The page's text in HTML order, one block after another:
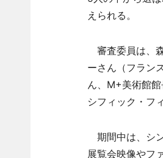
えられる。
審査委員は、
ーさん（フラン
ん、M+美術館
シフィック・フ
期間中は、シ
展覧会映像やフ